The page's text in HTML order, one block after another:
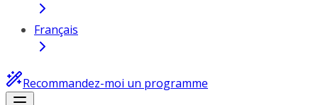
Français
Recommandez-moi un programme